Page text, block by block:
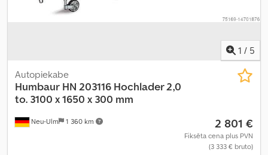
1 / 5
Neu-Ulm 1 360 km
Autopiekabe
Humbaur HN 203116 Hochlader 2,0
to. 3100 x 1650 x 300 mm
2 801 €
Fiksēta cena plus PVN
(3 333 € bruto)